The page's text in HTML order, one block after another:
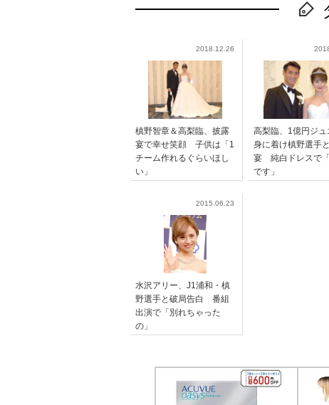
2018.12.26
槙野智章＆高梨臨、披露
宴で幸せ笑顔 子供は「1
チーム作れるぐらいほし
い」
高梨臨、1億円ジュ
身に着け槙野選手
宴 純白ドレスで
です」
2015.06.23
水沢アリー、J1浦和・槙
野選手と破局告白 番組
出演で「別れちゃった
の」